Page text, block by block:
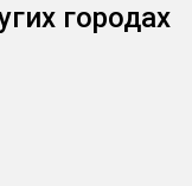
городах